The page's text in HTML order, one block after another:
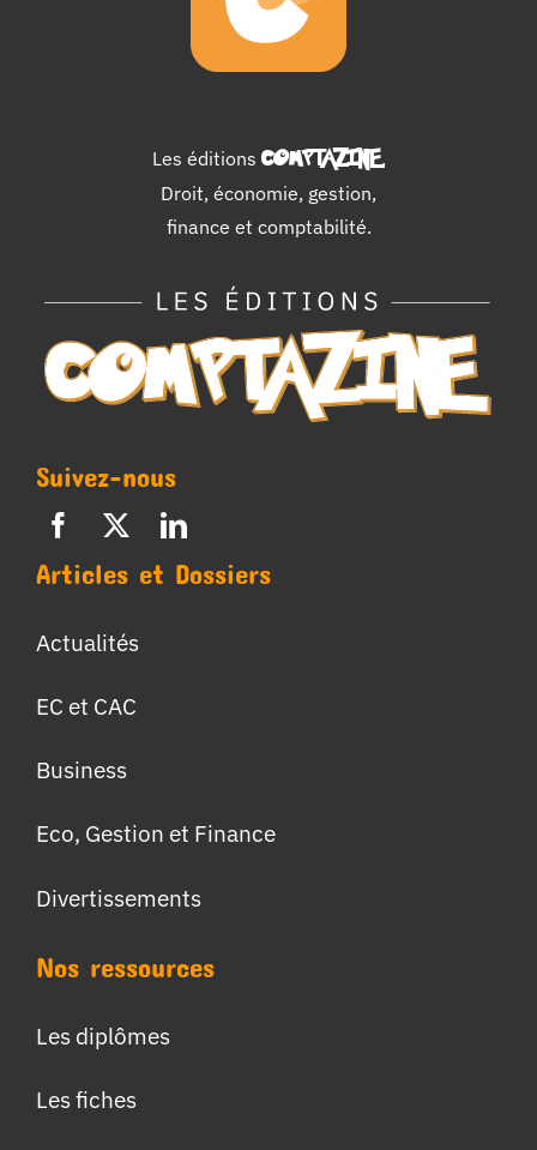
Les éditions COMPTAZINE.
Droit, économie, gestion,
finance et comptabilité.
Suivez-nous
Articles et Dossiers
Actualités
EC et CAC
Business
Eco, Gestion et Finance
Divertissements
Nos ressources
Les diplômes
Les fiches